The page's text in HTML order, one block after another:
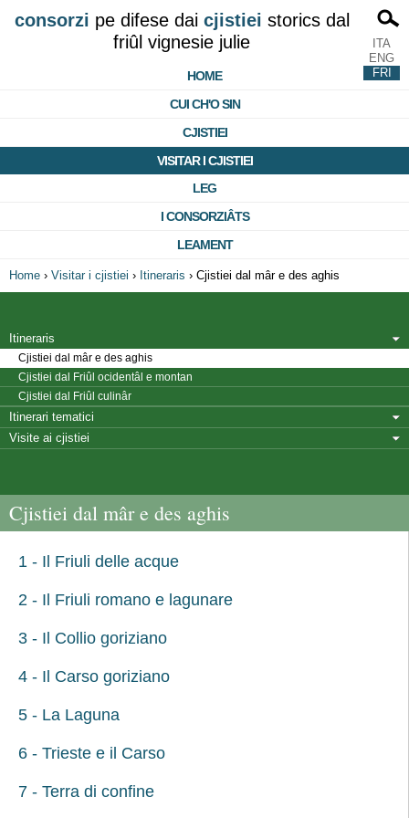
consorzi pe difese dai cjistiei storics dal
friûl vignesie julie
HOME
CUI CH'O SIN
CJISTIEI
VISITAR I CJISTIEI
LEG
I CONSORZIÂTS
LEAMENT
ITA
ENG
FRI
Home › Visitar i cjistiei › Itineraris › Cjistiei dal mâr e des aghis
Itineraris
Cjistiei dal mâr e des aghis
Cjistiei dal Friûl ocidentâl e montan
Cjistiei dal Friûl culinâr
Itinerari tematici
Visite ai cjistiei
Cjistiei dal mâr e des aghis
1 - Il Friuli delle acque
2 - Il Friuli romano e lagunare
3 - Il Collio goriziano
4 - Il Carso goriziano
5 - La Laguna
6 - Trieste e il Carso
7 - Terra di confine